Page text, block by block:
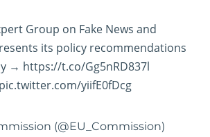
Group on Fake News and
its policy recommendations
→ https://t.co/Gg5nRD837l
pic.twitter.com/yiifE0fDcg
(@EU_Commission)